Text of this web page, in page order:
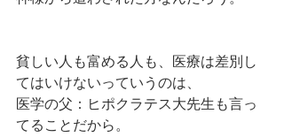
貧しい人も富める人も、医療は差別し
てはいけないっていうのは、
医学の父：ヒポクラテス大先生も言っ
てることだから。